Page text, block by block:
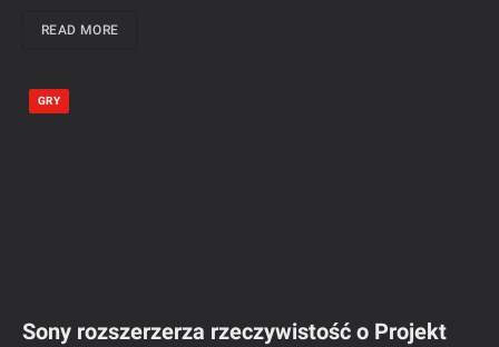
READ MORE
GRY
Sony rozszerzerza rzeczywistość o Projekt